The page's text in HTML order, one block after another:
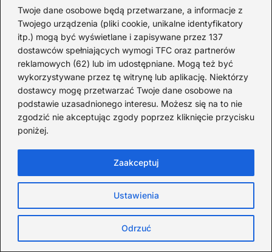
Twoje dane osobowe będą przetwarzane, a informacje z
Twojego urządzenia (pliki cookie, unikalne identyfikatory
itp.) mogą być wyświetlane i zapisywane przez 137
dostawców spełniających wymogi TFC oraz partnerów
reklamowych (62) lub im udostępniane. Mogą też być
wykorzystywane przez tę witrynę lub aplikację. Niektórzy
dostawcy mogę przetwarzać Twoje dane osobowe na
podstawie uzasadnionego interesu. Możesz się na to nie
zgodzić nie akceptując zgody poprzez kliknięcie przycisku
poniżej.
Ustawienia
Odrzuć
Zaakceptuj
wsparcie
Jak zapisać dziecko do
przedszkola i uniknąć
najczęstszych błędów
samotna matka:
przewodnik po wsparciu
finansowym, prawnym i
psychologicznym
Co powinna robić